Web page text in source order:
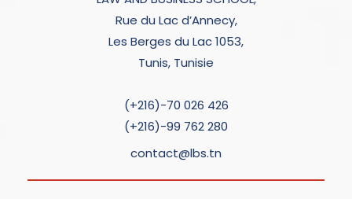
Rue du Lac d’Annecy,
Les Berges du Lac 1053,
Tunis, Tunisie
(+216)-70 026 426
(+216)-99 762 280
contact@lbs.tn